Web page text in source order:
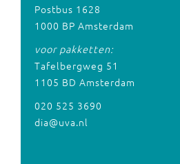
Postbus 1628
1000 BP Amsterdam
voor pakketten:
Tafelbergweg 51
1105 BD Amsterdam
020 525 3690
dia@uva.nl